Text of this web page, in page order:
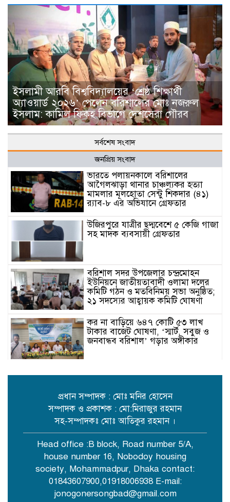
ইসলামী আরবি বিশ্ববিদ্যালয়ের ‘শ্রেষ্ঠ শিক্ষার্থী
অ্যাওয়ার্ড ২০২৬’ পেলেন বরিশালের মোঃ নজরুল
ইসলাম: কামিল ফিকহ বিভাগে দেশসেরা গৌরব
সর্বশেষ সংবাদ
জনপ্রিয় সংবাদ
ভারতে পলায়নকালে বরিশালের
আগৈলঝাড়া থানার চাঞ্চল্যকর হত্যা
মামলার মূলহোতা সেন্টু শিকদার (৪১)
র‍্যাব-৮ এর অভিযানে গ্রেফতার
উজিরপুরে যাত্রীর ছদ্মবেশে ৫ কেজি গাজা
সহ মাদক ব্যবসায়ী গ্রেফতার
বরিশাল সদর উপজেলার চন্দ্রমোহন
ইউনিয়নে জাতীয়তাবাদী ওলামা দলের
কমিটি গঠন ও মতবিনিময় সভা অনুষ্ঠিত;
২১ সদস্যের আহ্বায়ক কমিটি ঘোষণা
কর না বাড়িয়ে ৬৪৭ কোটি ৫৩ লাখ
টাকার বাজেট ঘোষণা, ‘স্মার্ট, সবুজ ও
জনবান্ধব বরিশাল’ গড়ার অঙ্গীকার
জনগণের ওপর ক্ষমতা প্রদর্শনকারীরা
ব্যক্তিরা দলের শত্রু: তথ্যমন্ত্রী জহির উদ্দিন
মাদক, সাইবার ক্রাইম ও কিশোর গ্যাং
মুক্ত সমাজ গঠনে পিরোজপুরে র‍্যাব-৮-
এর ‘টাউন হল মিটিং’ অনুষ্ঠিত
প্রধান সম্পাদক : মোঃ মনির হোসেন
সম্পাদক ও প্রকাশক : মো:মিরাজুর রহমান
সহ-সম্পাদকঃ মোঃ আতিকুর রহমান ।
Head office :B block, Road number 5/A,
house number 16, Nobodoy housing
society, Mohammadpur, Dhaka contact:
01843607900,01918006938 E-mail:
jonogonersongbad@gmail.com